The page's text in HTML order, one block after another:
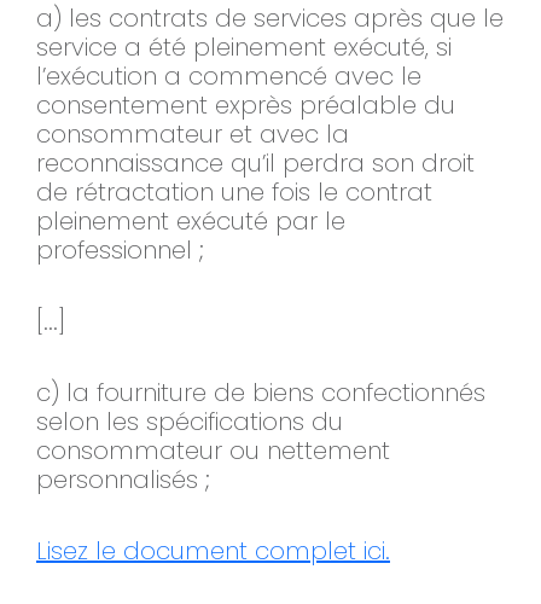
a) les contrats de services après que le
service a été pleinement exécuté, si
l’exécution a commencé avec le
consentement exprès préalable du
consommateur et avec la
reconnaissance qu’il perdra son droit
de rétractation une fois le contrat
pleinement exécuté par le
professionnel ;
[...]
c) la fourniture de biens confectionnés
selon les spécifications du
consommateur ou nettement
personnalisés ;
Lisez le document complet ici.